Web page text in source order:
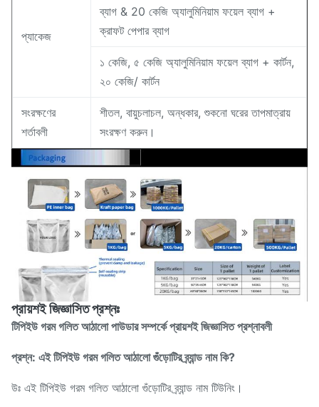
প্যাকেজ
ব্যাগ & 20 কেজি অ্যালুমিনিয়াম ফয়েল ব্যাগ +
ক্রাফট পেপার ব্যাগ
১ কেজি, ৫ কেজি অ্যালুমিনিয়াম ফয়েল ব্যাগ + কার্টন,
২০ কেজি/ কার্টন
সংরক্ষণের
শর্তাবলী
শীতল, বায়ুচলাচল, অন্ধকার, শুকনো ঘরের তাপমাত্রায়
সংরক্ষণ করুন।
প্রায়শই জিজ্ঞাসিত প্রশ্নঃ
টিপিইউ গরম গলিত আঠালো পাউডার সম্পর্কে প্রায়শই জিজ্ঞাসিত প্রশ্নাবলী
প্রশ্ন: এই টিপিইউ গরম গলিত আঠালো গুঁড়োটির ব্র্যান্ড নাম কি?
উঃ এই টিপিইউ গরম গলিত আঠালো গুঁড়োটির ব্র্যান্ড নাম টিউনিং।